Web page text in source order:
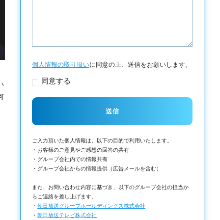
個人情報の取り扱いに同意の上、送信をお願いします。
同意する
ご入力頂いた個人情報は、以下の目的で利用いたします。
・お客様のご意見やご感想の回答の共有
・グループ会社内での情報共有
・グループ会社からの情報提供（広告メールを含む）
また、お問い合わせ内容に基づき、以下のグループ会社の担当か
らご連絡を差し上げます。
・朝日放送グループホールディングス株式会社
・朝日放送テレビ株式会社